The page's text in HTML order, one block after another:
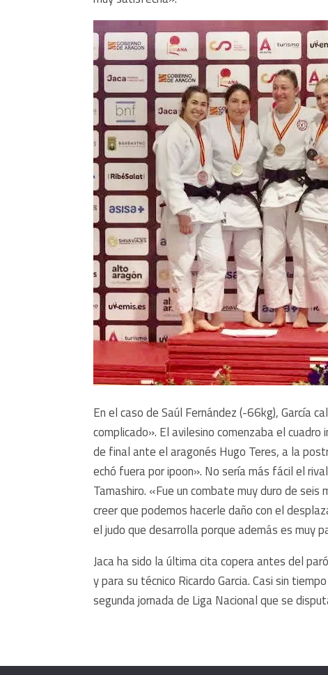
En el caso de Saúl Fernández (-66kg), García
complicado». El avilesino comenzaba el
de final ante el aragonés Hugo Teres, a la
echó fuera por ipoon». No sería más fácil el
Tamashiro. «Fue un combate muy duro de seis
creer que podemos hacerle daño con el
el judo que desarrolla porque además es muy
Jaca ha sido la última cita copera antes del
y para su técnico Ricardo Garcia. Casi sin
segunda jornada de Liga Nacional que se